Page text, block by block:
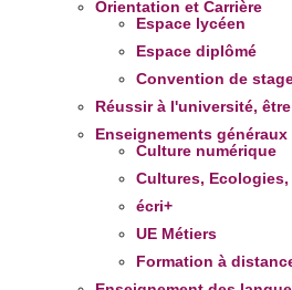
Orientation et Carrière
Espace lycéen
Espace diplômé
Convention de
Réussir à l'université,
Enseignements généraux
Culture numérique
Cultures,
écri+
UE Métiers
Formation à